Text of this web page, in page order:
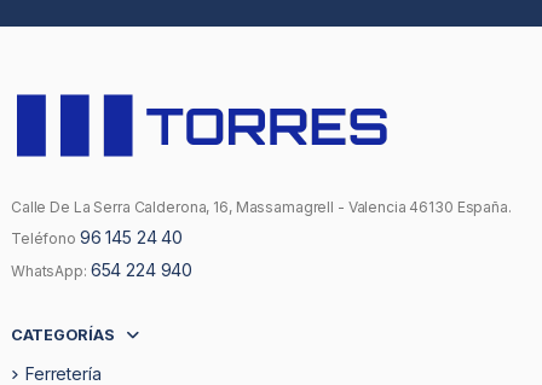
Calle De La Serra Calderona, 16, Massamagrell - Valencia 46130 España.
Teléfono 96 145 24 40
WhatsApp: 654 224 940
CATEGORÍAS
Ferretería